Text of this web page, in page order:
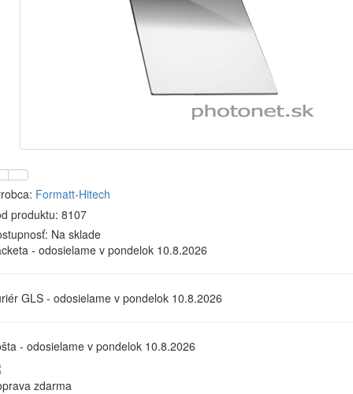
Formatt-Hitech
produktu: 8107
Na sklade
- odosielame v pondelok 10.8.2026
GLS - odosielame v pondelok 10.8.2026
- odosielame v pondelok 10.8.2026
zdarma